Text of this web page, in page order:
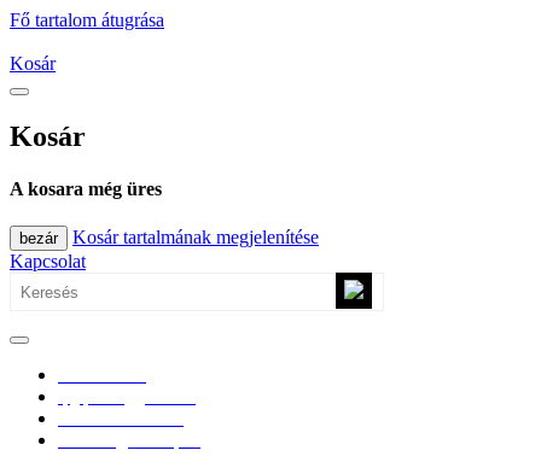
Fő tartalom átugrása
Kosár
Kosár
A kosara még üres
bezár
Kosár tartalmának megjelenítése
Kapcsolat